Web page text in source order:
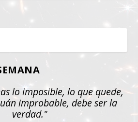
lo imposible, lo que quede,
improbable, debe ser la
verdad."